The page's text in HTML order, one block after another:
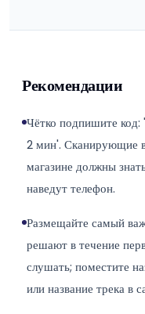
Рекомендации
Чётко подпишите
2 мин'. Сканирующие
магазине должны
наведут телефон.
Размещайте самый
решают в течение
слушать; поместите
или название трека в